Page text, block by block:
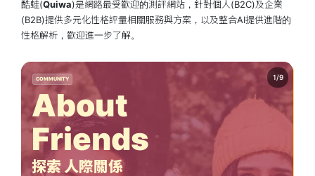
酷蛙(Quiwa)是網路最受歡迎的測評網站，針對個人(B2C)及企業
(B2B)提供多元化性格評量相關服務與方案，以及整合AI提供進階的
性格解析，歡迎進一步了解。
COMMUNITY
About
Friends
探索 人際關係